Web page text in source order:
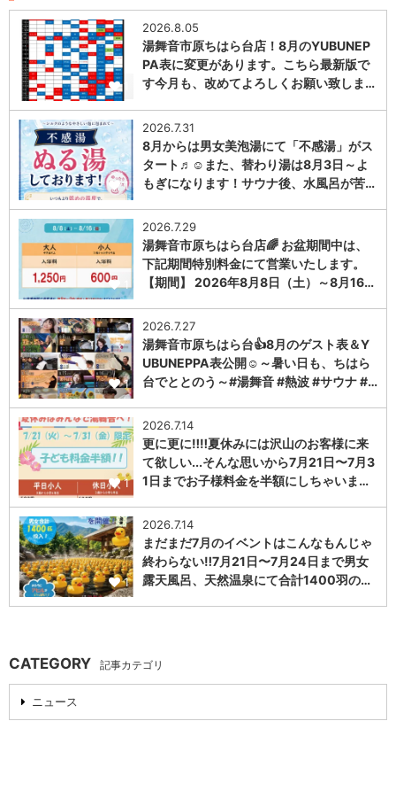
1
2026.8.05
湯舞音市原ちはら台店！8月のYUBUNEP
PA表に変更があります。こちら最新版で
す今月も、改めてよろしくお願い致しま…
1
2026.7.31
8月からは男女美泡湯にて「不感湯」がス
タート♬☺また、替わり湯は8月3日～よ
もぎになります！サウナ後、水風呂が苦…
1
2026.7.29
湯舞音市原ちはら台店🌈 お盆期間中は、
下記期間特別料金にて営業いたします。
【期間】 2026年8月8日（土）～8月16…
1
2026.7.27
湯舞音市原ちはら台👍8月のゲスト表＆Y
UBUNEPPA表公開☺～暑い日も、ちはら
台でととのう～#湯舞音 #熱波 #サウナ #…
1
2026.7.14
更に更に‼️‼️夏休みには沢山のお客様に来
て欲しい...そんな思いから7月21日〜7月3
1日までお子様料金を半額にしちゃいま…
1
2026.7.14
まだまだ7月のイベントはこんなもんじゃ
終わらない‼️7月21日〜7月24日まで男女
露天風呂、天然温泉にて合計1400羽の…
CATEGORY 記事カテゴリ
ニュース